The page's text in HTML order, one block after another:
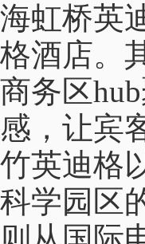
海虹桥英
格酒店。
商务区
感，让宾
竹英迪格
科学园区